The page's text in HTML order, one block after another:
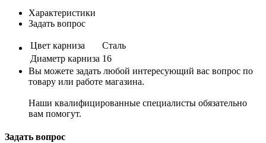
Характеристики
Задать вопрос
Цвет карниза
Сталь
Диаметр карниза 16
Вы можете задать любой интересующий вас вопрос по
товару или работе магазина.
Наши квалифицированные специалисты обязательно
вам помогут.
Задать вопрос